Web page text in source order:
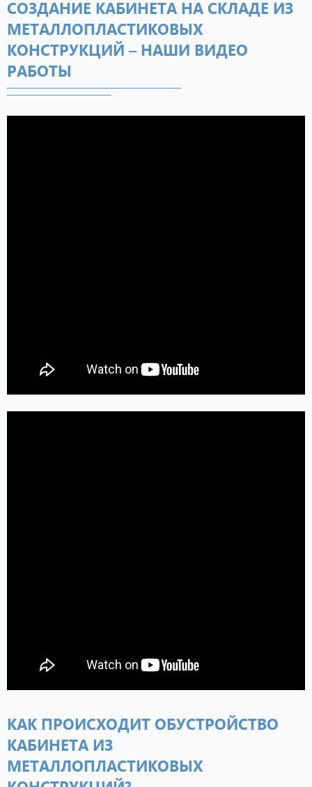
СОЗДАНИЕ КАБИНЕТА НА СКЛАДЕ ИЗ
МЕТАЛЛОПЛАСТИКОВЫХ
КОНСТРУКЦИЙ – НАШИ ВИДЕО
РАБОТЫ
КАК ПРОИСХОДИТ ОБУСТРОЙСТВО
КАБИНЕТА ИЗ
МЕТАЛЛОПЛАСТИКОВЫХ